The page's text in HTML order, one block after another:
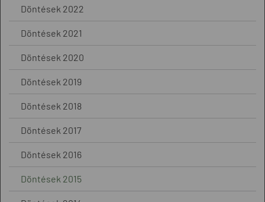
Döntések 2022
Döntések 2021
Döntések 2020
Döntések 2019
Döntések 2018
Döntések 2017
Döntések 2016
Döntések 2015